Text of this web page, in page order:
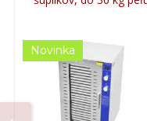
Novinka